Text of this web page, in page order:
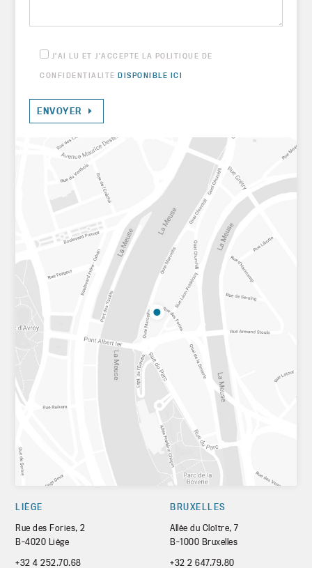
J’AI LU ET J’ACCEPTE LA POLITIQUE DE
CONFIDENTIALITÉDISPONIBLE ICI
LIÈGE
Rue des Fories, 2
B-4020 Liège
+32 4 252.70.68
BRUXELLES
Allée du Cloître, 7
B-1000 Bruxelles
+32 2 647.79.80